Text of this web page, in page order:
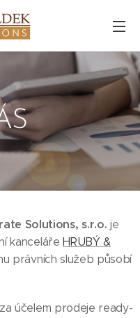
Solutions, s.r.o. je
kancelářeHRUBÝ &
právních služeb působí
účelem prodeje ready-